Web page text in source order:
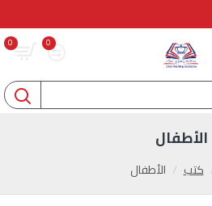
0
0
كتب الأطفال
الأطفال